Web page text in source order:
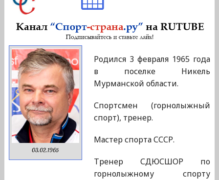
03.02.1965
Родился 3 февраля 1965 года
в поселке Никель
Мурманской области.
Спортсмен (горнолыжный
спорт), тренер.
Мастер спорта СССР.
Тренер СДЮСШОР по
горнолыжному спорту